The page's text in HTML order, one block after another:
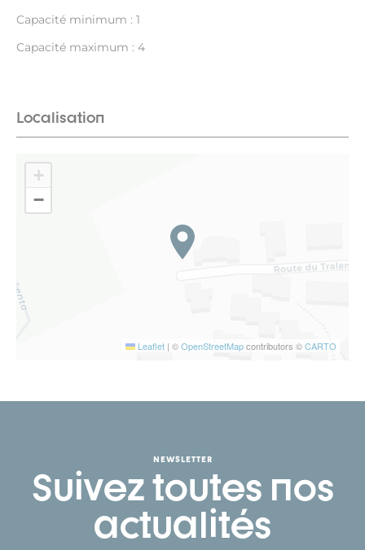
Capacité minimum : 1
Capacité maximum : 4
Localisation
+
−
Leaflet | ©OpenStreetMapcontributors ©CARTO
NEWSLETTER
Suivez toutes nos
actualités